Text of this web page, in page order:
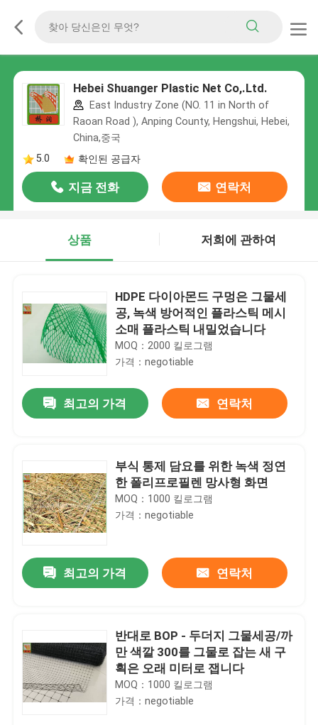
Hebei Shuanger Plastic Net Co,.Ltd.
East Industry Zone (NO. 11 in North of
Raoan Road ), Anping County, Hengshui, Hebei,
China,중국
5.0
확인된 공급자
지금 전화 연락처
상품 저희에 관하여
HDPE 다이아몬드 구멍은 그물세
공, 녹색 방어적인 플라스틱 메시
소매 플라스틱 내밀었습니다
MOQ：2000 킬로그램
가격：negotiable
최고의 가격 연락처
부식 통제 담요를 위한 녹색 정연
한 폴리프로필렌 망사형 화면
MOQ：1000 킬로그램
가격：negotiable
최고의 가격 연락처
반대로 BOP - 두더지 그물세공/까
만 색깔 300를 그물로 잡는 새 구
획은 오래 미터로 잽니다
MOQ：1000 킬로그램
가격：negotiable